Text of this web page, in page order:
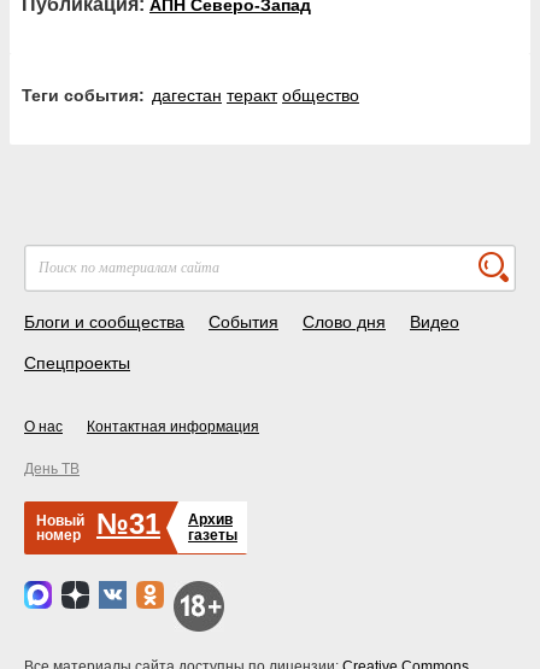
Публикация: АПН Северо-Запад
Теги события: дагестан теракт общество
Блоги и сообщества События Слово дня Видео
Спецпроекты
О нас Контактная информация
День ТВ
Новый
номер
№31
Архив
газеты